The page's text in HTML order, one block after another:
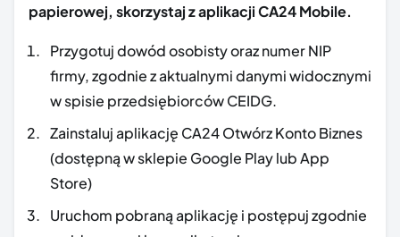
papierowej, skorzystaj z aplikacji CA24 Mobile.
Przygotuj dowód osobisty oraz numer NIP
firmy, zgodnie z aktualnymi danymi widocznymi
w spisie przedsiębiorców CEIDG.
Zainstaluj aplikację CA24 Otwórz Konto Biznes
(dostępną w sklepie Google Play lub App
Store)
Uruchom pobraną aplikację i postępuj zgodnie